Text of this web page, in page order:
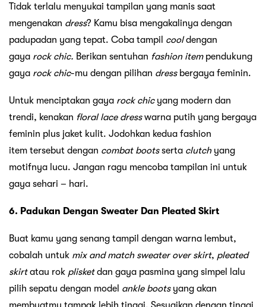
Tidak terlalu menyukai tampilan yang manis saat
mengenakan dress? Kamu bisa mengakalinya dengan
padupadan yang tepat. Coba tampil cooldengan
gaya rock chic. Berikan sentuhan fashion itempendukung
gaya rock chic-mu dengan pilihan dress bergaya feminin.
Untuk menciptakan gaya rock chicyang modern dan
trendi, kenakan floral lace dresswarna putih yang bergaya
feminin plus jaket kulit. Jodohkan kedua fashion
item tersebut dengan combat bootsserta clutchyang
motifnya lucu. Jangan ragu mencoba tampilan ini untuk
gaya sehari – hari.
6. Padukan Dengan Sweater Dan Pleated Skirt
Buat kamu yang senang tampil dengan warna lembut,
cobalah untuk mix and match sweater over skirt, pleated
skirtatau rok plisketdan gaya pasmina yang simpel lalu
pilih sepatu dengan model ankle bootsyang akan